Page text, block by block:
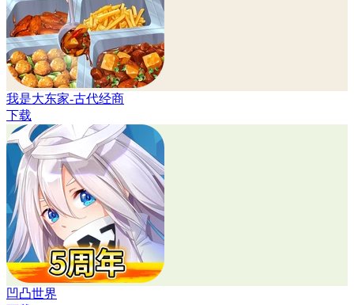
我是大东家-古代经商
下载
凹凸世界